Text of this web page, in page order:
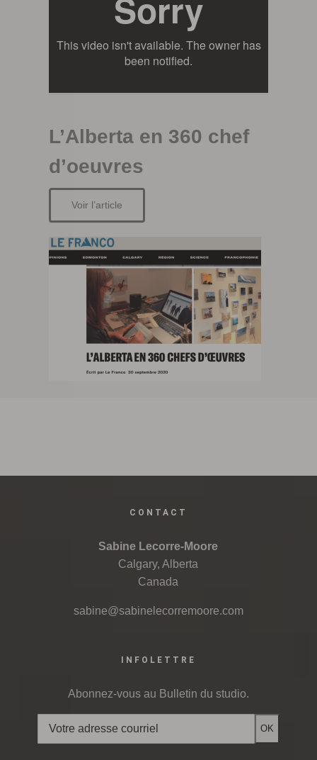
L’Alberta en 360 chef
d’oeuvres
Voir l’article
CONTACT
Sabine Lecorre-Moore
Calgary, Alberta
Canada
sabine@sabinelecorremoore.com
INFOLETTRE
Abonnez-vous au Bulletin du studio.